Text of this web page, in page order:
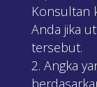
Konsultan
Anda jika
tersebut.
Angka